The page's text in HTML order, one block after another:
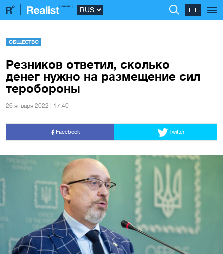
ОБЩЕСТВО
Резников ответил, сколько
денег нужно на размещение сил
теробороны
26 января 2022 | 17:40
Facebook Twitter